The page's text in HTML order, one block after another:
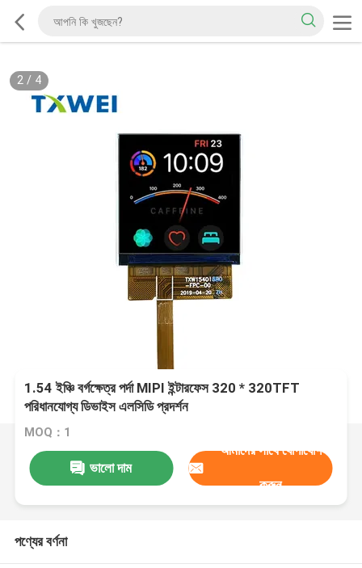
2/ 4
1.54 ইঞ্চি বর্গক্ষেত্র পর্দা MIPI ইন্টারফেস 320 * 320TFT
পরিধানযোগ্য ডিভাইস এলসিডি প্রদর্শন
MOQ：1
ভালো দাম
আমাদের সাথে যোগাযোগ
করুন
পণ্যের বর্ণনা